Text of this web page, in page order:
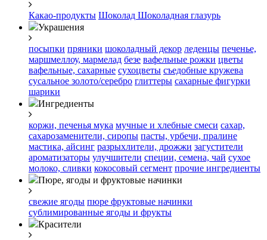
Какао-продукты Шоколад Шоколадная глазурь
Украшения
посыпки пряники шоколадный декор леденцы печенье,
маршмеллоу, мармелад безе вафельные рожки цветы
вафельные, сахарные сухоцветы съедобные кружева
сусальное золото/серебро глиттеры сахарные фигурки
шарики
Ингредиенты
коржи, печенья мука мучные и хлебные смеси сахар,
сахарозаменители, сиропы пасты, урбечи, пралине
мастика, айсинг разрыхлители, дрожжи загустители
ароматизаторы улучшители специи, семена, чай сухое
молоко, сливки кокосовый сегмент прочие ингредиенты
Пюре, ягоды и фруктовые начинки
свежие ягоды пюре фруктовые начинки
сублимированные ягоды и фрукты
Красители